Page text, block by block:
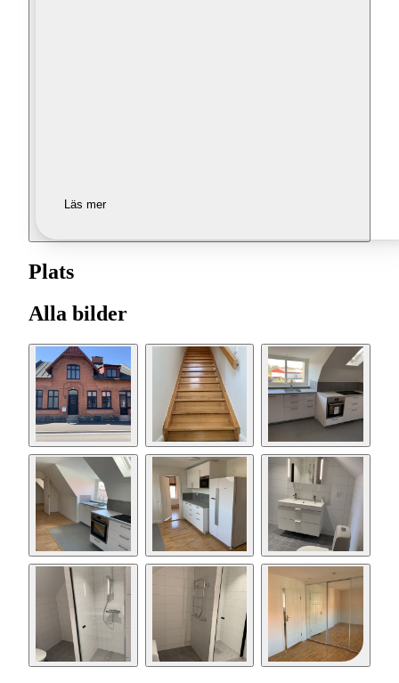
Läs mer
Plats
Alla bilder